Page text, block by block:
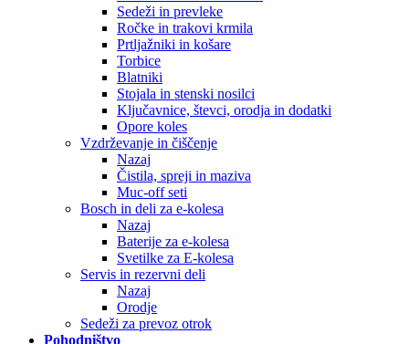
Sedeži in prevleke
Ročke in trakovi krmila
Prtljažniki in košare
Torbice
Blatniki
Stojala in stenski nosilci
Ključavnice, števci, orodja in dodatki
Opore koles
Vzdrževanje in čiščenje
Nazaj
Čistila, spreji in maziva
Muc-off seti
Bosch in deli za e-kolesa
Nazaj
Baterije za e-kolesa
Svetilke za E-kolesa
Servis in rezervni deli
Nazaj
Orodje
Sedeži za prevoz otrok
Pohodništvo